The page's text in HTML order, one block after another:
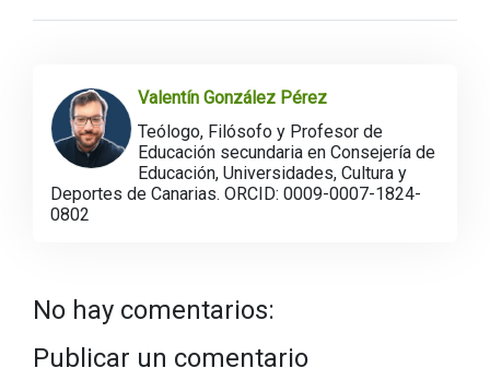
Valentín González Pérez
Teólogo, Filósofo y Profesor de
Educación secundaria en Consejería de
Educación, Universidades, Cultura y
Deportes de Canarias. ORCID: 0009-0007-1824-
0802
No hay comentarios:
Publicar un comentario